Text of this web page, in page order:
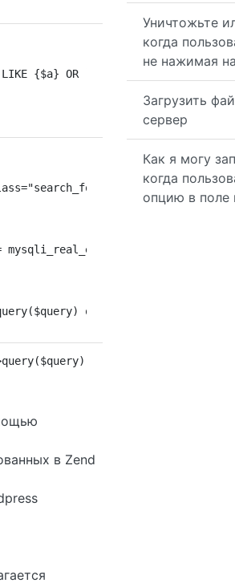
Уничтожьте
когда
не нажимая
Загрузить
сервер
Как я могу
когда
опцию в поле
{$a} OR `posts`.`title` LIKE
<input
or die($this->link-
or die($this->link-
в Zend